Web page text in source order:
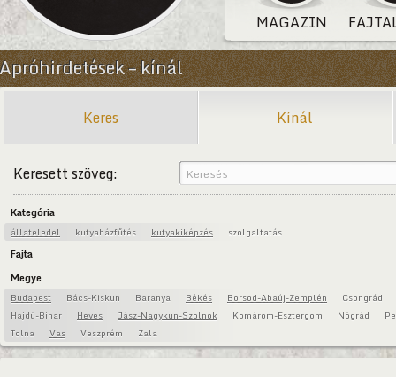
MAGAZIN
Apróhirdetések – kínál
Keres Kínál
Keresett szöveg:
Kategória
állateledel kutyaházfűtés kutyakiképzés szolgaltatás
Fajta
Megye
Budapest Bács-Kiskun Baranya Békés Borsod-Abaúj-Zemplén
Csongrád
Hajdú-Bihar
Heves Jász-Nagykun-Szolnok Komárom-Esztergom Nógrád
Tolna
Vas Veszprém Zala